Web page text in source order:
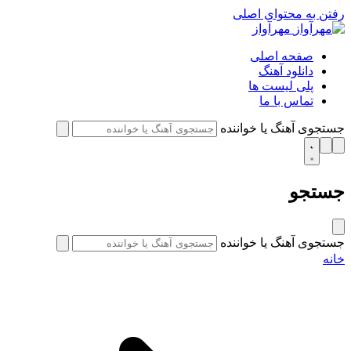
رفتن به محتوای اصلی
مهرآواز
صفحه اصلی
دانلود آهنگ
پلی لیست ها
تماس با ما
جستجوی آهنگ یا خواننده
جستجو
جستجوی آهنگ یا خواننده
خانه